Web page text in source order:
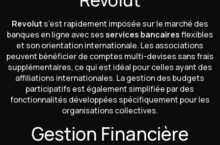
Revoluts’est rapidement imposée sur le marché des
banques en ligne avec sesservices bancairesflexibles
et son orientation internationale. Les associations
peuvent bénéficier de comptes multi-devises sans frais
supplémentaires, ce qui est idéal pour celles ayant des
affiliations internationales. La gestion des budgets
participatifs est également simplifiée par des
fonctionnalités développées spécifiquement pour les
organisations collectives.
Gestion Financière